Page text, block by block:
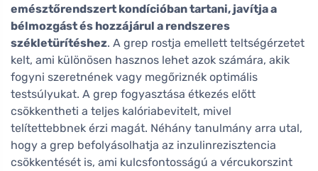
emésztőrendszert kondícióban tartani, javítja a
bélmozgást és hozzájárul a rendszeres
székletürítéshez. A grep rostja emellett teltségérzetet
kelt, ami különösen hasznos lehet azok számára, akik
fogyni szeretnének vagy megőriznék optimális
testsúlyukat. A grep fogyasztása étkezés előtt
csökkentheti a teljes kalóriabevitelt, mivel
telítettebbnek érzi magát. Néhány tanulmány arra utal,
hogy a grep befolyásolhatja az inzulinrezisztencia
csökkentését is, ami kulcsfontosságú a vércukorszint